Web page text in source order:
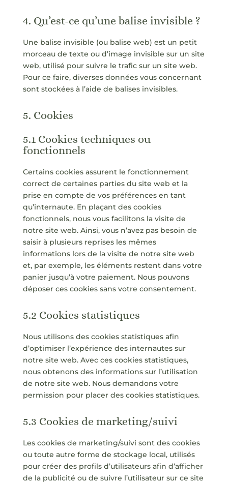
4. Qu’est-ce qu’une balise invisible ?
Une balise invisible (ou balise web) est un petit
morceau de texte ou d’image invisible sur un site
web, utilisé pour suivre le trafic sur un site web.
Pour ce faire, diverses données vous concernant
sont stockées à l’aide de balises invisibles.
5. Cookies
5.1 Cookies techniques ou
fonctionnels
Certains cookies assurent le fonctionnement
correct de certaines parties du site web et la
prise en compte de vos préférences en tant
qu’internaute. En plaçant des cookies
fonctionnels, nous vous facilitons la visite de
notre site web. Ainsi, vous n’avez pas besoin de
saisir à plusieurs reprises les mêmes
informations lors de la visite de notre site web
et, par exemple, les éléments restent dans votre
panier jusqu’à votre paiement. Nous pouvons
déposer ces cookies sans votre consentement.
5.2 Cookies statistiques
Nous utilisons des cookies statistiques afin
d’optimiser l’expérience des internautes sur
notre site web. Avec ces cookies statistiques,
nous obtenons des informations sur l’utilisation
de notre site web. Nous demandons votre
permission pour placer des cookies statistiques.
5.3 Cookies de marketing/suivi
Les cookies de marketing/suivi sont des cookies
ou toute autre forme de stockage local, utilisés
pour créer des profils d’utilisateurs afin d’afficher
de la publicité ou de suivre l’utilisateur sur ce site